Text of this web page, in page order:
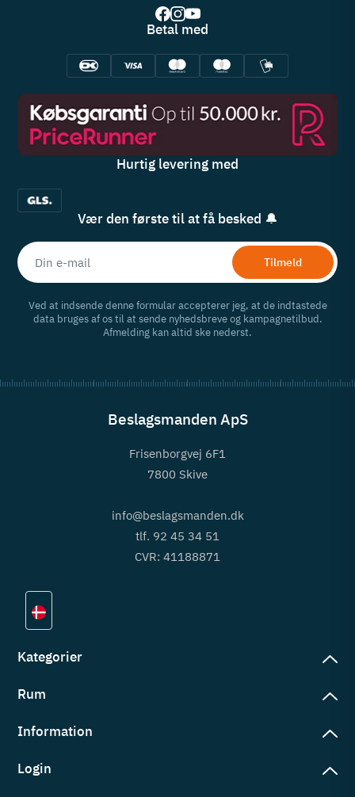
Betal med
Hurtig levering med
Vær den første til at få besked 🔔
Tilmeld
Ved at indsende denne formular accepterer jeg, at de indtastede
data bruges af os til at sende nyhedsbreve og kampagnetilbud.
Afmelding kan altid ske nederst.
Beslagsmanden ApS
Frisenborgvej 6F1
7800 Skive
info@beslagsmanden.dk
tlf. 92 45 34 51
CVR: 41188871
Kategorier
Rum
Information
Login